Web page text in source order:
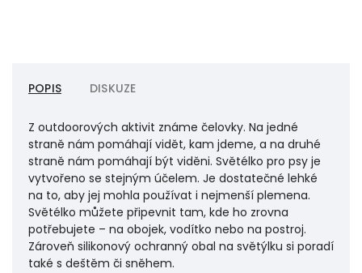
POPIS DISKUZE
Z outdoorových aktivit známe čelovky. Na jedné
straně nám pomáhají vidět, kam jdeme, a na druhé
straně nám pomáhají být viděni. Světélko pro psy je
vytvořeno se stejným účelem. Je dostatečné lehké
na to, aby jej mohla používat i nejmenší plemena.
Světélko můžete připevnit tam, kde ho zrovna
potřebujete – na obojek, vodítko nebo na postroj.
Zároveň silikonový ochranný obal na světýlku si poradí
také s deštěm či sněhem.